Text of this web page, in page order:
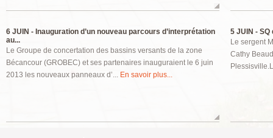
6 JUIN - Inauguration d’un nouveau parcours d’interprétation
au...
Le Groupe de concertation des bassins versants de la zone
Bécancour (GROBEC) et ses partenaires inauguraient le 6 juin
2013 les nouveaux panneaux d’... En savoir plus...
5 JUIN - SQ
Le sergent
Cathy